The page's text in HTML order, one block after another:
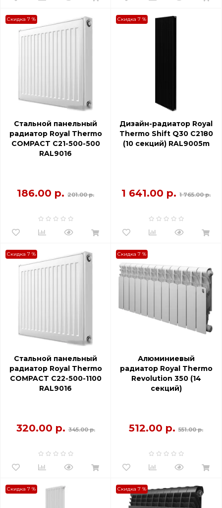
Скидка 7 %
Стальной панельный
радиатор Royal Thermo
COMPACT C21-500-500
RAL9016
186.00 р. 201.00 р.
Скидка 7 %
Дизайн-радиатор Royal
Thermo Shift Q30 C2180
(10 секций) RAL9005m
1 641.00 р. 1 765.00 р.
Скидка 7 %
Стальной панельный
радиатор Royal Thermo
COMPACT C22-500-1100
RAL9016
320.00 р. 345.00 р.
Скидка 7 %
Алюминиевый
радиатор Royal Thermo
Revolution 350 (14
секций)
512.00 р. 551.00 р.
Скидка 7 % Скидка 7 %